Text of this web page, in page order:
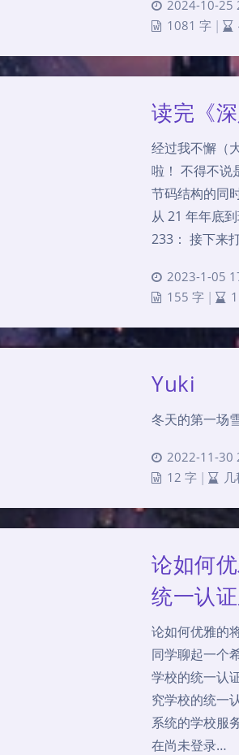
2024-10-25
1081 字 |
读完《
经过我不懈（
啦！ 不得不说
节码结构的同
从 21 年年底
233： 接下来
2023-1-05
155 字 |
Yuki
冬天的第一场
2022-11-30
12 字 |
论如何
统一认
论如何优雅的
同学聊起一个
学校的统一认
究学校的统一
系统的学校服
在尚未登录…